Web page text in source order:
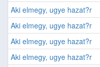
Aki elmegy, ugye hazat?r
Aki elmegy, ugye hazat?r
Aki elmegy, ugye hazat?r
Aki elmegy, ugye hazat?r